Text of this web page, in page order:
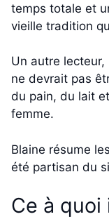
temps totale et
vieille tradition
Un autre
ne devrait pas
du pain, du lait
femme.
Blaine résume
été partisan du
Ce à